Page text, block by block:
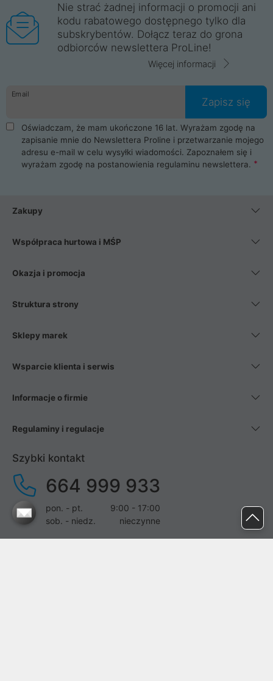
Nie strać żadnej informacji o promocji ani
kodu rabatowego dostępnego tylko dla
subskrybentów. Dołącz teraz do grona
odbiorców newslettera ProLine!
Więcej informacji
Email
Zapisz się
Oświadczam, że mam ukończone 16 lat. Wyrażam zgodę na
zapisanie mnie do Newslettera Proline i przetwarzanie mojego
adresu e-mail w celu wysyłki wiadomości. Zapoznałem się i
wyrażam zgodę na postanowienia regulaminu newslettera.
Zakupy
Współpraca hurtowa i MŚP
Okazja i promocja
Struktura strony
Sklepy marek
Wsparcie klienta i serwis
Informacje o firmie
Regulaminy i regulacje
Szybki kontakt
664 999 933
pon. - pt.
9:00 - 17:00
sob. - niedz.
nieczynne